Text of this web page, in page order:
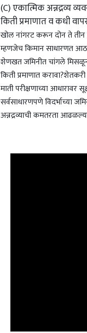
(C) एकात्मिक अन्नद्रव्य
किती प्रमाणात व कधी
खोल नांगरट करून दोन ते
म्हणजेच किमान साधारणत
शेणखत जमिनीत चांगले
किती प्रमाणात करावा?शेतकरी
माती परीक्षणाच्या आधारावर
सर्वसाधारणपणे विदर्भाच्या
अन्नद्रव्याची कमतरता